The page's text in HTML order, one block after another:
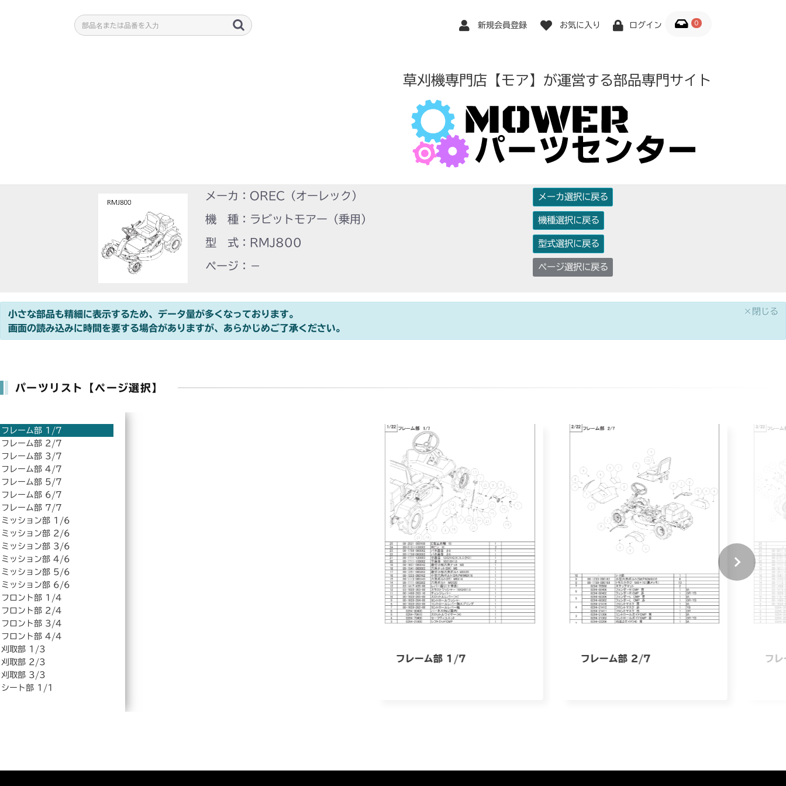
新規会員登録 お気に入り ログイン 0
草刈機専門店【モア】が運営する部品専門サイト
メーカ：OREC（オーレック）
機 種：ラビットモアー（乗用）
型 式：RMJ800
ページ：－
メーカ選択に戻る
機種選択に戻る
型式選択に戻る
ページ選択に戻る
小さな部品も精細に表示するため、データ量が多くなっております。
画面の読み込みに時間を要する場合がありますが、あらかじめご了承ください。
×閉じる
パーツリスト【ページ選択】
フレーム部 1/7
フレーム部 2/7
フレーム部 3/7
フレーム部 4/7
フレーム部 5/7
フレーム部 6/7
フレーム部 7/7
ミッション部 1/6
ミッション部 2/6
ミッション部 3/6
ミッション部 4/6
ミッション部 5/6
ミッション部 6/6
フロント部 1/4
フロント部 2/4
フロント部 3/4
フロント部 4/4
刈取部 1/3
刈取部 2/3
刈取部 3/3
シート部 1/1
フレーム部 1/7 フレーム部 2/7 フ